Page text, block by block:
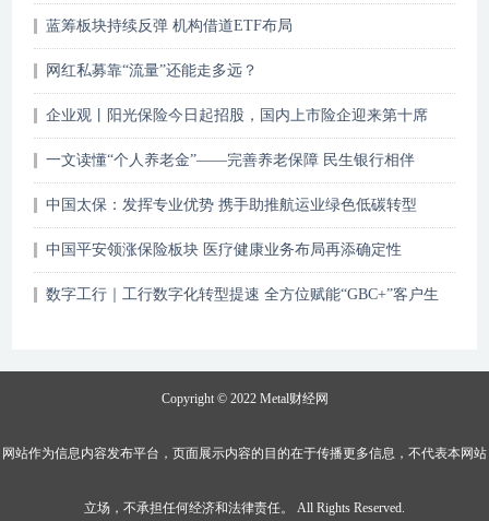
蓝筹板块持续反弹 机构借道ETF布局
网红私募靠“流量”还能走多远？
企业观丨阳光保险今日起招股，国内上市险企迎来第十席
一文读懂“个人养老金”——完善养老保障 民生银行相伴
中国太保：发挥专业优势 携手助推航运业绿色低碳转型
中国平安领涨保险板块 医疗健康业务布局再添确定性
数字工行｜工行数字化转型提速 全方位赋能“GBC+”客户生
Copyright © 2022 Metal财经网
网站作为信息内容发布平台，页面展示内容的目的在于传播更多信息，不代表本网站
立场，不承担任何经济和法律责任。 All Rights Reserved.